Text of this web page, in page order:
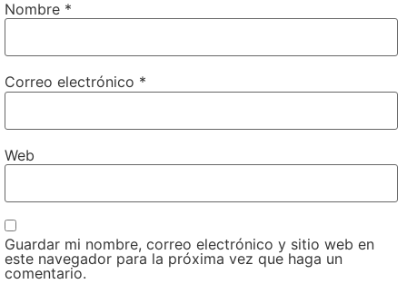
Nombre *
Correo electrónico *
Web
Guardar mi nombre, correo electrónico y sitio web en
este navegador para la próxima vez que haga un
comentario.